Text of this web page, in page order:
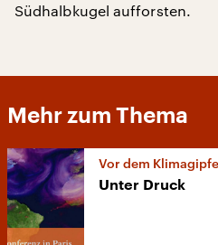
Südhalbkugel aufforsten.
Mehr zum Thema
Vor dem
Unter Druck